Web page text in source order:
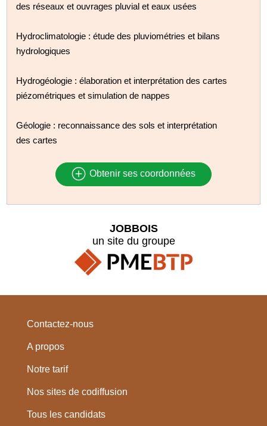
des réseaux et ouvrages pluvial et eaux usées
Hydroclimatologie : étude des pluviométries et bilans
hydrologiques
Hydrogéologie : élaboration et interprétation des cartes
piézométriques et simulation de nappes
Géologie : reconnaissance des sols et interprétation
des cartes
Obtenir ses coordonnées
JOBBOIS
un site du groupe
Contactez-nous
A propos
Notre tarif
Nos sites de codiffusion
Tous les candidats